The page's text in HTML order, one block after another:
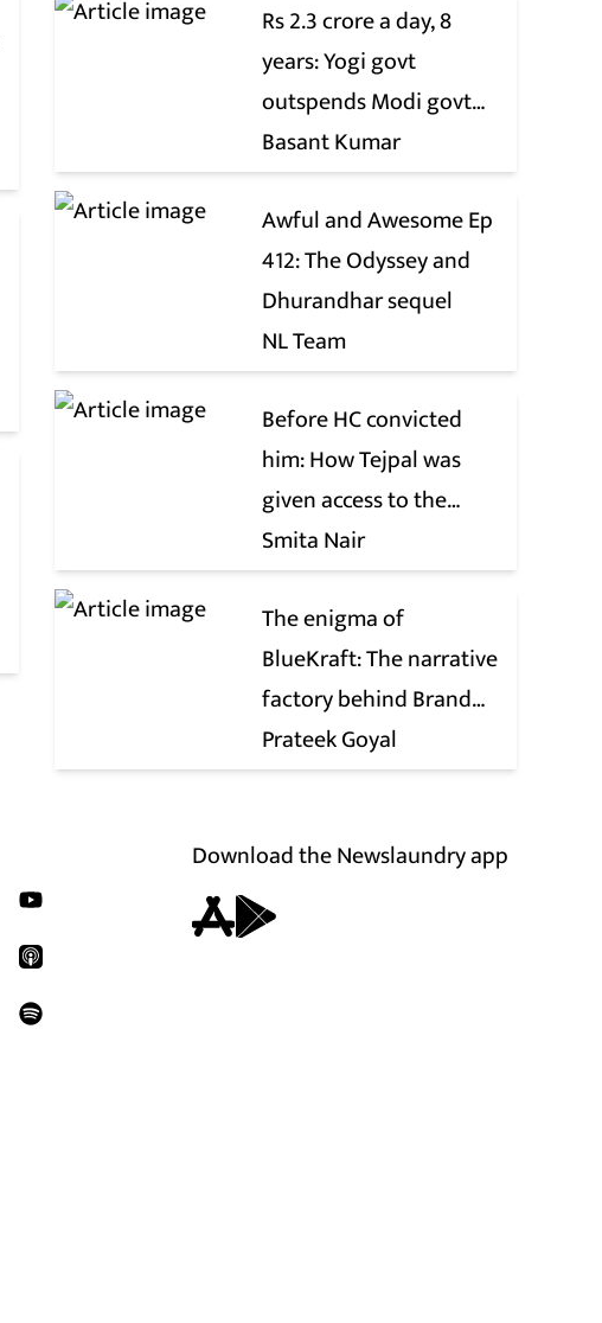
Rs 2.3 crore a day, 8
years: Yogi govt
outspends Modi govt
when it comes to ads
Basant Kumar
Awful and Awesome Ep
412: The Odyssey and
Dhurandhar sequel
NL Team
Before HC convicted
him: How Tejpal was
given access to the
victim’s personal chats
to build his defence
Smita Nair
The enigma of
BlueKraft: The narrative
factory behind Brand
Modi
Prateek Goyal
Download the Newslaundry app